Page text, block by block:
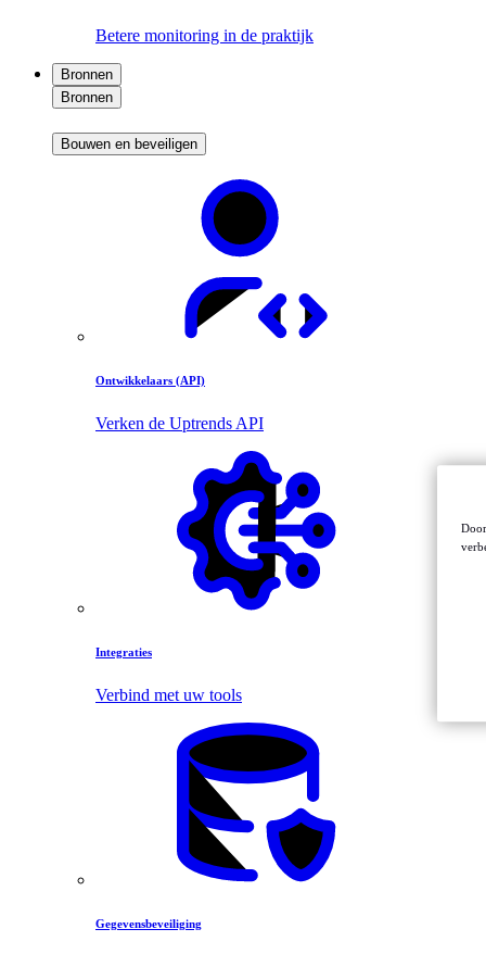
Betere monitoring in de praktijk
Bronnen
Bronnen
Bouwen en beveiligen
Ontwikkelaars (API)
Verken de Uptrends API
Integraties
Verbind met uw tools
Gegevensbeveiliging